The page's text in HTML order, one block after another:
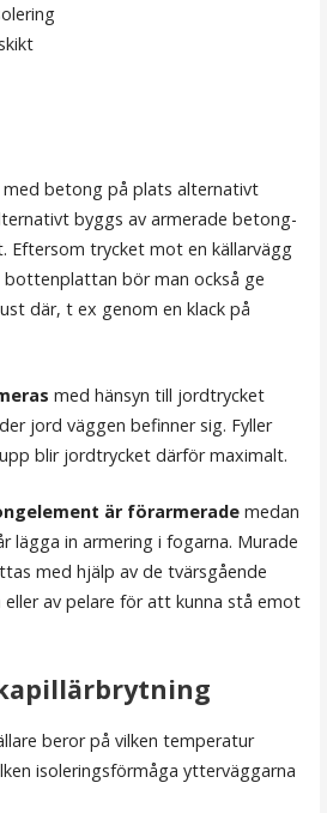
med betong på plats alternativt
byggs av armerade betong-
Eftersom trycket mot en källarvägg
bör man också ge
där, t ex genom en klack på
med hänsyn till jordtrycket
jord väggen befinner sig. Fyller
blir jordtrycket därför maximalt.
är förarmerademedan
lägga in armering i fogarna. Murade
med hjälp av de tvärsgående
eller av pelare för att kunna stå emot
beror på vilken temperatur
isoleringsförmåga ytterväggarna